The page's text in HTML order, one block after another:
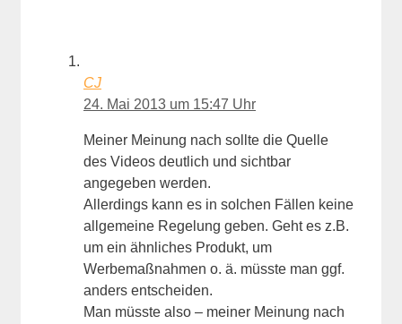
CJ
24. Mai 2013 um 15:47 Uhr
Meiner Meinung nach sollte die Quelle
des Videos deutlich und sichtbar
angegeben werden.
Allerdings kann es in solchen Fällen keine
allgemeine Regelung geben. Geht es z.B.
um ein ähnliches Produkt, um
Werbemaßnahmen o. ä. müsste man ggf.
anders entscheiden.
Man müsste also – meiner Meinung nach